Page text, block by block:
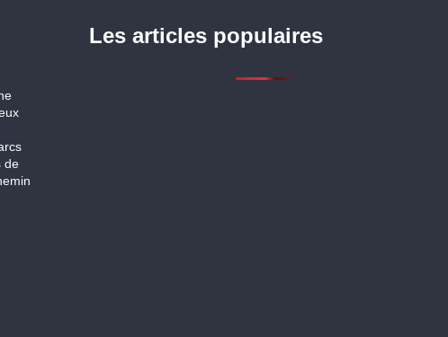
de
Les articles populaires